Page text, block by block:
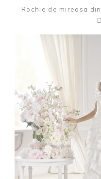
Rochie de mireasa